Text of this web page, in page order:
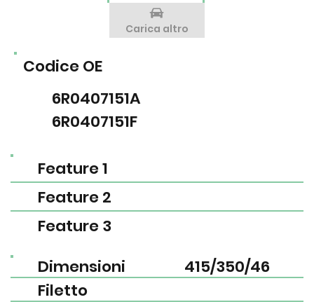
Filetto
Dimensioni 415/350/46
Feature 1
Feature 2
Feature 3
Codice OE
6R0407151A
6R0407151F
Carica altro